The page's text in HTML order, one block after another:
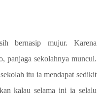
bernasip mujur. Karena
panjaga sekolahnya muncul.
itu ia mendapat sedikit
kalau selama ini ia selalu